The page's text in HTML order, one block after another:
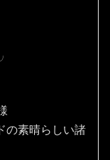
の素晴らしい諸